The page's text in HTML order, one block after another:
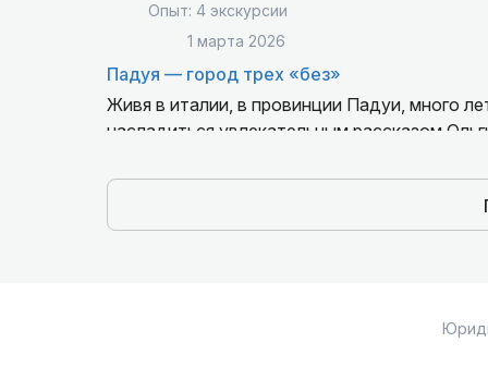
Опыт: 4 экскурсии
1 марта 2026
Падуя — город трех «без»
Живя в италии, в провинции Падуи, много
насладиться увлекательным рассказом
Ольга уникальный рассказчик.